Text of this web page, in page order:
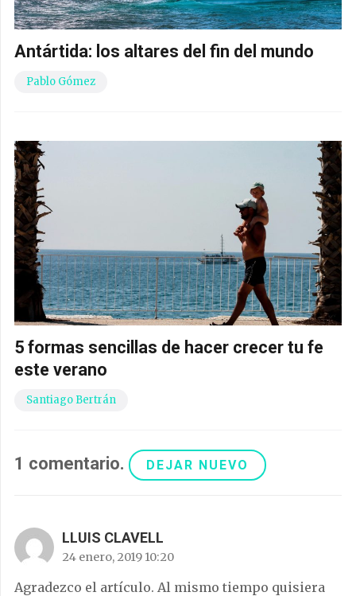
Antártida: los altares del fin del mundo
Pablo Gómez
5 formas sencillas de hacer crecer tu fe
este verano
Santiago Bertrán
1 comentario. DEJAR NUEVO
LLUIS CLAVELL
24 enero, 2019 10:20
Agradezco el artículo. Al mismo tiempo quisiera